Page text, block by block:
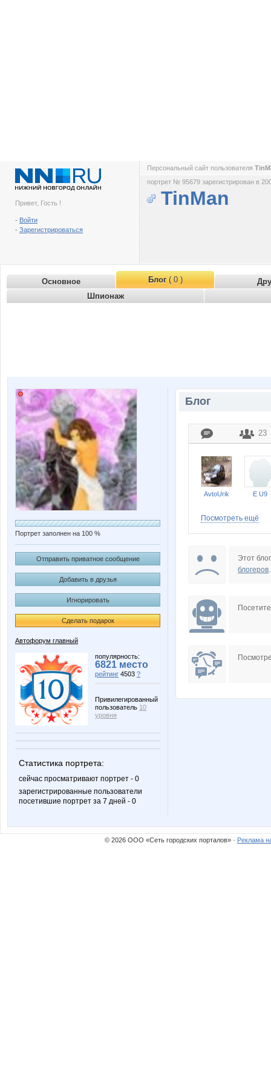
Привет, Гость !
- Войти
- Зарегистрироваться
Персональный сайт пользователя
портрет № 95679 зарегистрирован в
TinMan
Основное Блог( 0 )
Шпионаж
Портрет заполнен на 100 %
Отправить приватное сообщение
Добавить в друзья
Игнорировать
Сделать подарок
Автофорум главный
популярность:
6821 место
рейтинг 4503 ?
Привилегированный
пользователь 10
уровня
Статистика портрета:
сейчас просматривают портрет - 0
зарегистрированные пользователи
посетившие портрет за 7 дней - 0
Блог
23
AvtoUrik E U9
olga.az
Посмотреть ещё
Этот
блогеров.
© 2026 ООО «Сеть городских порталов» · Реклама